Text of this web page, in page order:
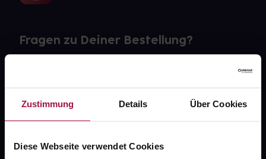
Zustimmung Details Über Cookies
Diese Webseite verwendet Cookies
Fragen zu Deiner Bestellung?